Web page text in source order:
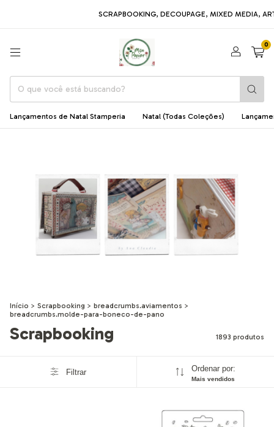
SCRAPBOOKING, DECOUPAGE, MIXED MEDIA, ARTE EM
0
Lançamentos de Natal Stamperia Natal (Todas Coleções)
Início > Scrapbooking > breadcrumbs.aviamentos >
breadcrumbs.molde-para-boneco-de-pano
Scrapbooking 1893 produtos
Filtrar Ordenar por:
Mais vendidos